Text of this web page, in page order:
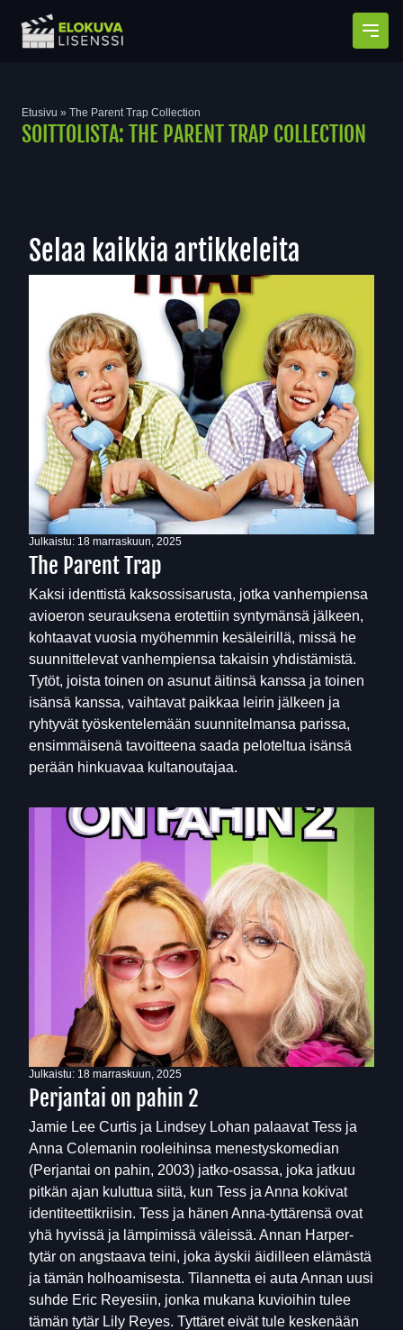
Etusivu » The Parent Trap Collection
SOITTOLISTA: THE PARENT TRAP COLLECTION
Selaa kaikkia artikkeleita
Julkaistu: 18 marraskuun, 2025
The Parent Trap
Kaksi identtistä kaksossisarusta, jotka vanhempiensa
avioeron seurauksena erotettiin syntymänsä jälkeen,
kohtaavat vuosia myöhemmin kesäleirillä, missä he
suunnittelevat vanhempiensa takaisin yhdistämistä.
Tytöt, joista toinen on asunut äitinsä kanssa ja toinen
isänsä kanssa, vaihtavat paikkaa leirin jälkeen ja
ryhtyvät työskentelemään suunnitelmansa parissa,
ensimmäisenä tavoitteena saada peloteltua isänsä
perään hinkuavaa kultanoutajaa.
Julkaistu: 18 marraskuun, 2025
Perjantai on pahin 2
Jamie Lee Curtis ja Lindsey Lohan palaavat Tess ja
Anna Colemanin rooleihinsa menestyskomedian
(Perjantai on pahin, 2003) jatko-osassa, joka jatkuu
pitkän ajan kuluttua siitä, kun Tess ja Anna kokivat
identiteettikriisin. Tess ja hänen Anna-tyttärensä ovat
yhä hyvissä ja lämpimissä väleissä. Annan Harper-
tytär on angstaava teini, joka äyskii äidilleen elämästä
ja tämän holhoamisesta. Tilannetta ei auta Annan uusi
suhde Eric Reyesiin, jonka mukana kuvioihin tulee
tämän tytär Lily Reyes. Tyttäret eivät tule keskenään